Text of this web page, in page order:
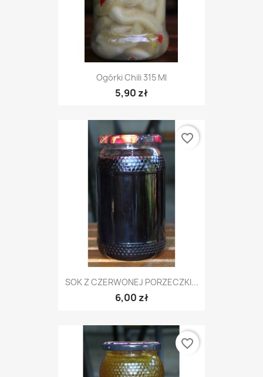
Ogórki Chili 315 Ml
5,90 zł
SOK Z CZERWONEJ PORZECZKI...
6,00 zł
favorite_border
favorite_border